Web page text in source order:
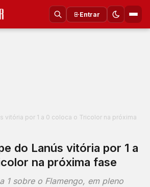
Entrar
vitória por 1 a 0 coloca o Tricolor na próxima
do Lanús vitória por 1 a
na próxima fase
1 sobre o Flamengo, em pleno